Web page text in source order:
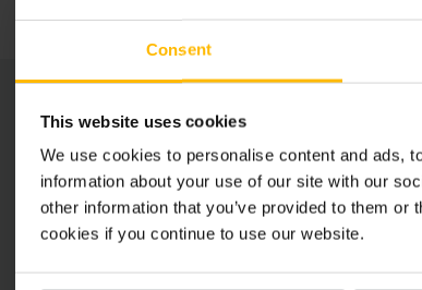
Consent
This website uses cookies
We use cookies to personalise content and ads,
information about your use of our site with our
other information that you’ve provided to them
cookies if you continue to use our website.
Συστήματα αποθήκευσης πολλαπλού
Η προτεινόμενη λύση, ειδικά για την
ευέλικτο σύστημα με UPC. Η
με δημιουργία διαδρόμων εργασίας,
βαθμό πλήρωσης, μεγαλύτερη